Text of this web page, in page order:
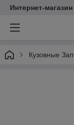
Интернет-
Кузовные